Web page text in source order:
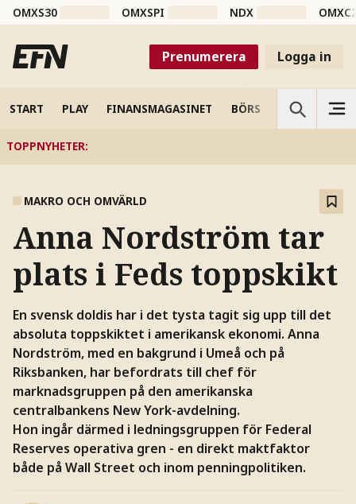
OMXS30 OMXSPI NDX
Prenumerera Logga in
START PLAY FINANSMAGASINET BÖRS VETENSKAP
TOPPNYHETER:
MAKRO OCH OMVÄRLD
Anna Nordström tar
plats i Feds toppskikt
En svensk doldis har i det tysta tagit sig upp till det
absoluta toppskiktet i amerikansk ekonomi. Anna
Nordström, med en bakgrund i Umeå och på
Riksbanken, har befordrats till chef för
marknadsgruppen på den amerikanska
centralbankens New York-avdelning.
Hon ingår därmed i ledningsgruppen för Federal
Reserves operativa gren - en direkt maktfaktor
både på Wall Street och inom penningpolitiken.